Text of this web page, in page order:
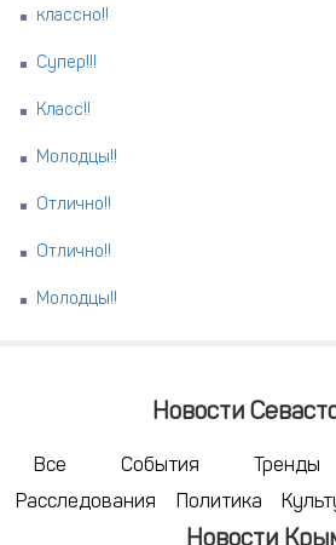
классно!!
Супер!!!
Класс!!
Молодцы!!
Отлично!!
Отлично!!
Молодцы!!
Новости
Все События Тренды
Расследования
Политика
Новости